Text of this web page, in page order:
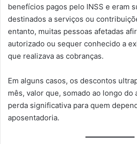
benefícios pagos pelo INSS e eram
destinados a serviços ou
entanto, muitas pessoas afetadas
autorizado ou sequer conhecido a
que realizava as cobranças.
Em alguns casos, os descontos
mês, valor que, somado ao longo do
perda significativa para quem
aposentadoria.